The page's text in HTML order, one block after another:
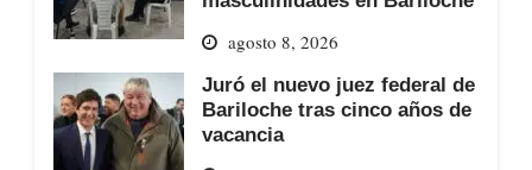
agosto 8, 2026
Juró el nuevo juez federal de
Bariloche tras cinco años de
vacancia